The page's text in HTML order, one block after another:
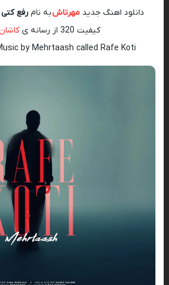
دانلود اهنگ جدیدمهرتاشبه نامرفع کتی
کیفیت 320 از رسانه ی
by Mehrtaash called Rafe Koti